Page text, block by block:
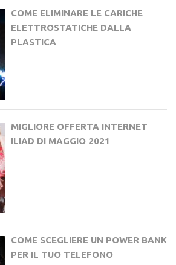
COME ELIMINARE LE CARICHE
ELETTROSTATICHE DALLA
PLASTICA
MIGLIORE OFFERTA INTERNET
ILIAD DI MAGGIO 2021
COME SCEGLIERE UN POWER BANK
PER IL TUO TELEFONO